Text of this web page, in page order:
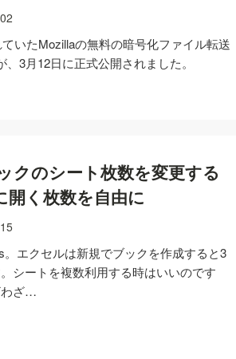
いたMozillaの無料の暗号化ファイル転送
3月12日に正式公開されました。
クのシート枚数を変更する
開く枚数を自由に
エクセルは新規でブックを作成すると3
シートを複数利用する時はいいのです
わざ…